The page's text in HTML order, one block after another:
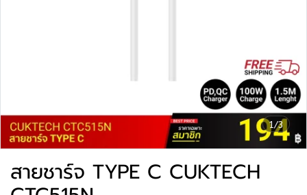
1/3
สายชาร์จ TYPE C CUKTECH